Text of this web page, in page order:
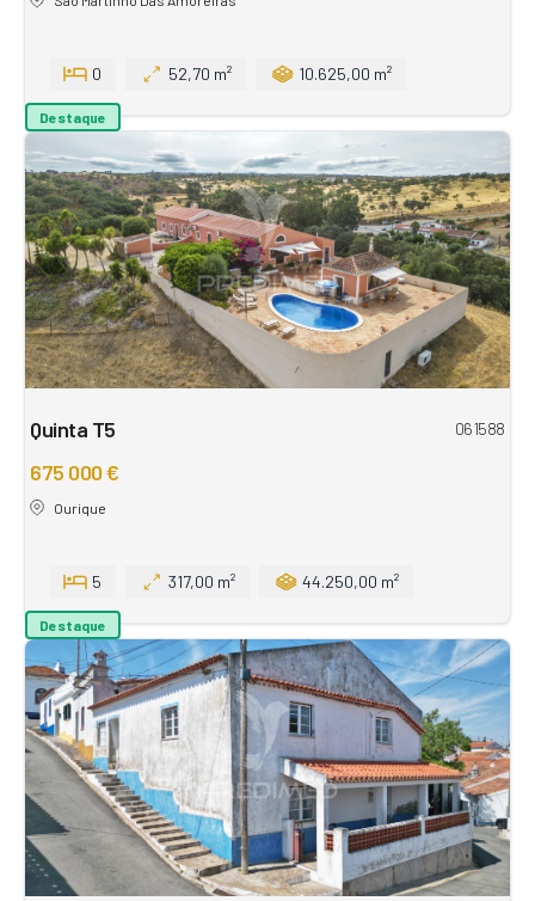
0 52,70 m² 10.625,00 m²
Destaque
Quinta T5 061588
675 000 €
Ourique
5 317,00 m² 44.250,00 m²
Destaque